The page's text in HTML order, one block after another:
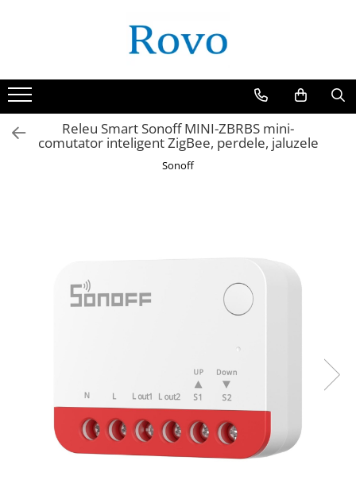
Releu Smart Sonoff MINI-ZBRBS mini-
comutator inteligent ZigBee, perdele, jaluzele
Sonoff